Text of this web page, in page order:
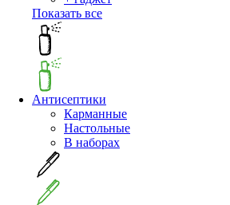
Показать все
Антисептики
Карманные
Настольные
В наборах